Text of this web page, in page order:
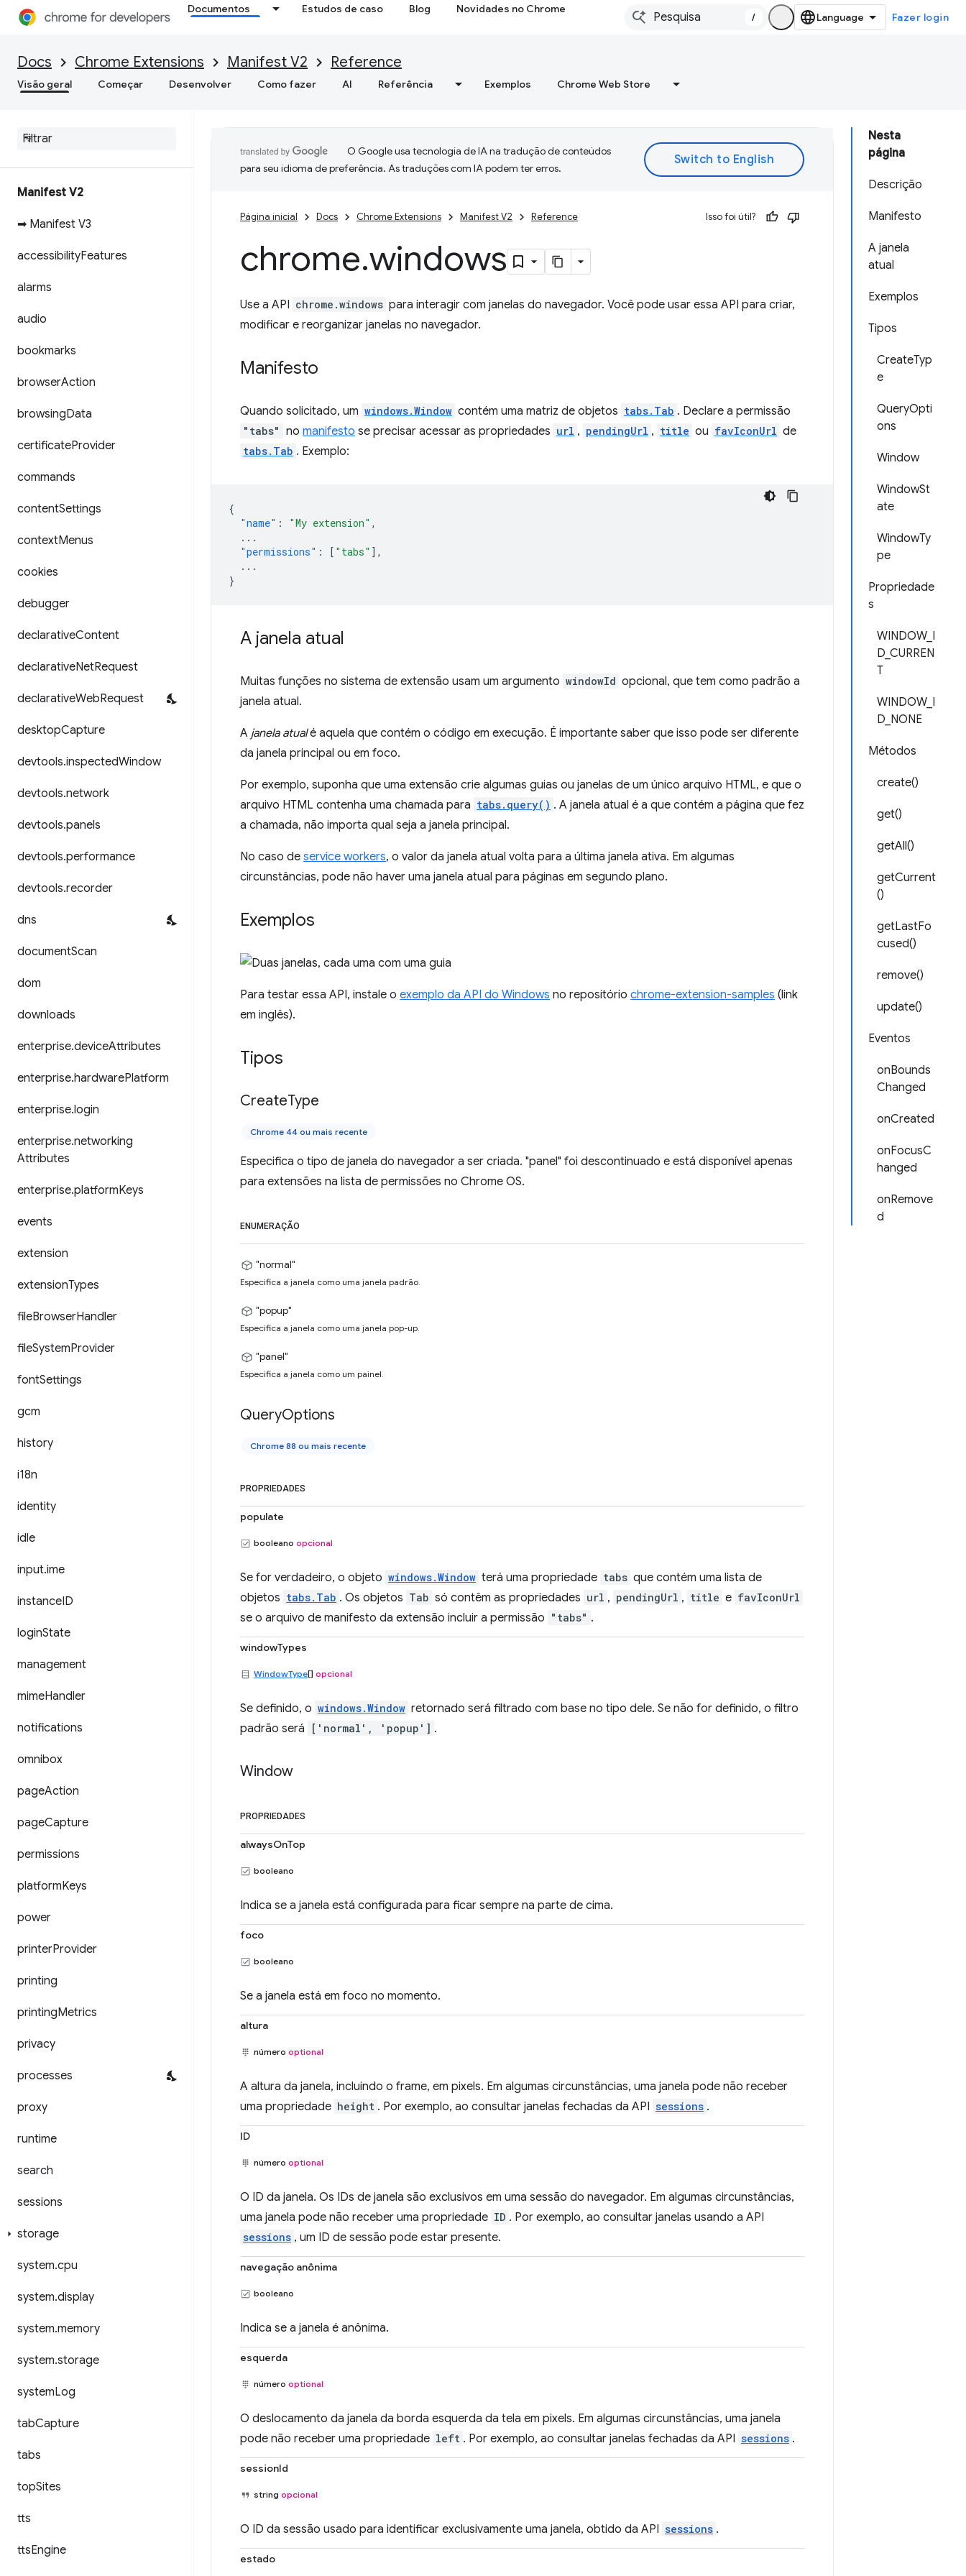
Documentos Estudos de caso Blog Novidades no Chrome
/ Fazer login
Docs Chrome Extensions Manifest V2 Reference
Visão geral Começar Desenvolver Como fazer AI Referência Exemplos Chrome Web Store
Manifest V2
➡ Manifest V3
accessibilityFeatures
alarms
audio
bookmarks
browserAction
browsingData
certificateProvider
commands
contentSettings
contextMenus
cookies
debugger
declarativeContent
declarativeNetRequest
declarativeWebRequest
desktopCapture
devtools.inspectedWindow
devtools.network
devtools.panels
devtools.performance
devtools.recorder
dns
documentScan
dom
downloads
enterprise.deviceAttributes
enterprise.hardwarePlatform
enterprise.login
enterprise.networking
Attributes
enterprise.platformKeys
events
extension
extensionTypes
fileBrowserHandler
fileSystemProvider
fontSettings
gcm
history
i18n
identity
idle
input.ime
instanceID
loginState
management
mimeHandler
notifications
omnibox
pageAction
pageCapture
permissions
platformKeys
power
printerProvider
printing
printingMetrics
privacy
processes
proxy
runtime
search
sessions
storage
system.cpu
system.display
system.memory
system.storage
systemLog
tabCapture
tabs
topSites
tts
ttsEngine
Nesta
página
Descrição
Manifesto
A janela
atual
Exemplos
Tipos
CreateTyp
e
QueryOpti
ons
Window
WindowSt
ate
WindowTy
pe
Propriedade
s
WINDOW_I
D_CURREN
T
WINDOW_I
D_NONE
Métodos
create()
get()
getAll()
getCurrent
()
getLastFo
cused()
remove()
update()
Eventos
onBounds
Changed
onCreated
onFocusC
hanged
onRemove
d
O Google usa tecnologia de IA na tradução de conteúdos
para seu idioma de preferência. As traduções com IA podem ter erros.
Página inicial Docs Chrome Extensions Manifest V2 Reference Isso foi útil?
chrome.windows
Use a API chrome.windows para interagir com janelas do navegador. Você pode usar essa API para criar,
modificar e reorganizar janelas no navegador.
Manifesto
Quando solicitado, um windows.Window contém uma matriz de objetos tabs.Tab . Declare a permissão
"tabs" no manifesto se precisar acessar as propriedades url , pendingUrl , title ou favIconUrl de
tabs.Tab . Exemplo:
{
"name" : "My extension" ,
...
"permissions" : [ "tabs" ],
...
}
A janela atual
Muitas funções no sistema de extensão usam um argumento windowId opcional, que tem como padrão a
janela atual.
A janela atualé aquela que contém o código em execução. É importante saber que isso pode ser diferente
da janela principal ou em foco.
Por exemplo, suponha que uma extensão crie algumas guias ou janelas de um único arquivo HTML, e que o
arquivo HTML contenha uma chamada para tabs.query() . A janela atual é a que contém a página que fez
a chamada, não importa qual seja a janela principal.
No caso de service workers, o valor da janela atual volta para a última janela ativa. Em algumas
circunstâncias, pode não haver uma janela atual para páginas em segundo plano.
Exemplos
Para testar essa API, instale o exemplo da API do Windows no repositório chrome-extension-samples (link
em inglês).
Tipos
CreateType
Chrome 44 ou mais recente
Especifica o tipo de janela do navegador a ser criada. "panel" foi descontinuado e está disponível apenas
para extensões na lista de permissões no Chrome OS.
ENUMERAÇÃO
"normal"
Especifica a janela como uma janela padrão.
"popup"
Especifica a janela como uma janela pop-up.
"panel"
Especifica a janela como um painel.
QueryOptions
Chrome 88 ou mais recente
PROPRIEDADES
populate
booleano opcional
Se for verdadeiro, o objeto windows.Window terá uma propriedade tabs que contém uma lista de
objetos tabs.Tab . Os objetos Tab só contêm as propriedades url , pendingUrl , title e favIconUrl
se o arquivo de manifesto da extensão incluir a permissão "tabs" .
windowTypes
WindowType[] opcional
Se definido, o windows.Window retornado será filtrado com base no tipo dele. Se não for definido, o filtro
padrão será
['normal', 'popup'] .
Window
PROPRIEDADES
alwaysOnTop
booleano
Indica se a janela está configurada para ficar sempre na parte de cima.
foco
booleano
Se a janela está em foco no momento.
altura
número optional
A altura da janela, incluindo o frame, em pixels. Em algumas circunstâncias, uma janela pode não receber
uma propriedade height . Por exemplo, ao consultar janelas fechadas da API sessions .
ID
número optional
O ID da janela. Os IDs de janela são exclusivos em uma sessão do navegador. Em algumas circunstâncias,
uma janela pode não receber uma propriedade ID . Por exemplo, ao consultar janelas usando a API
sessions , um ID de sessão pode estar presente.
navegação anônima
booleano
Indica se a janela é anônima.
esquerda
número optional
O deslocamento da janela da borda esquerda da tela em pixels. Em algumas circunstâncias, uma janela
pode não receber uma propriedade left . Por exemplo, ao consultar janelas fechadas da API sessions .
sessionId
string opcional
O ID da sessão usado para identificar exclusivamente uma janela, obtido da API sessions .
estado